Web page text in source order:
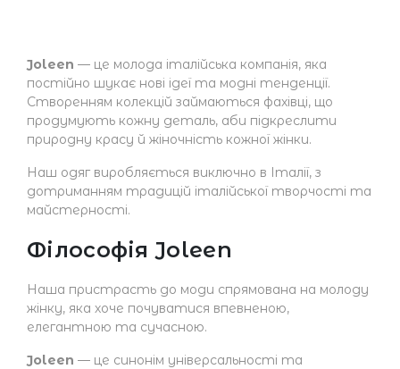
Joleen — це молода італійська компанія, яка
постійно шукає нові ідеї та модні тенденції.
Створенням колекцій займаються фахівці, що
продумують кожну деталь, аби підкреслити
природну красу й жіночність кожної жінки.
Наш одяг виробляється виключно в Італії, з
дотриманням традицій італійської творчості та
майстерності.
Філософія Joleen
Наша пристрасть до моди спрямована на молоду
жінку, яка хоче почуватися впевненою,
елегантною та сучасною.
Joleen — це синонім універсальності та